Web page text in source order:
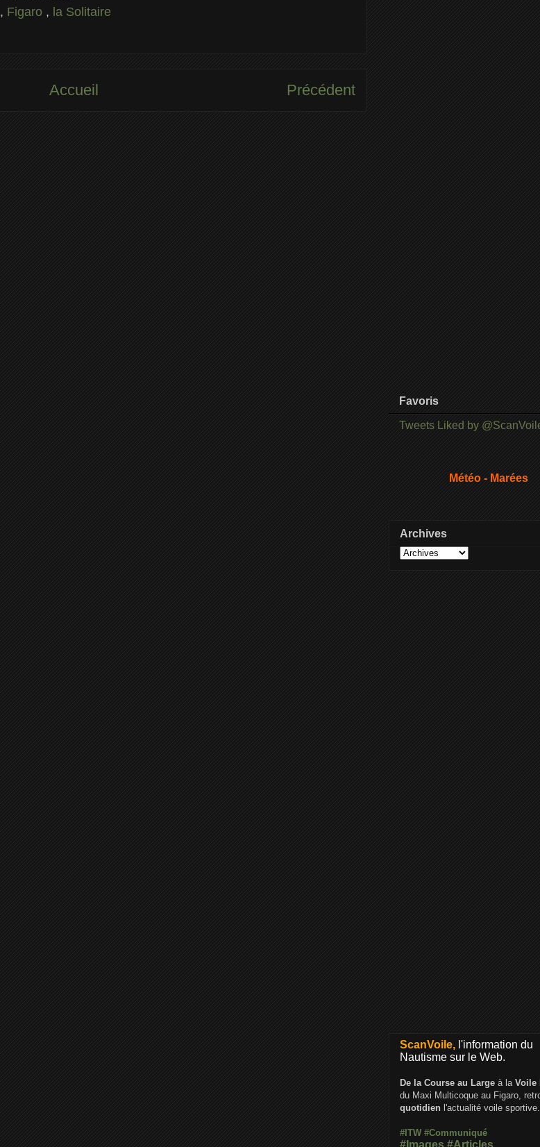
, Figaro , la Solitaire
Précédent
Accueil
Favoris
Tweets Liked by
Météo - Marées
Archives
ScanVoile, l'information du
Nautisme sur le Web.
De la Course au Large à la Voile
du Maxi Multicoque au Figaro,
quotidien l'actualité voile sportive.
#ITW #Communiqué
#Images #Articles